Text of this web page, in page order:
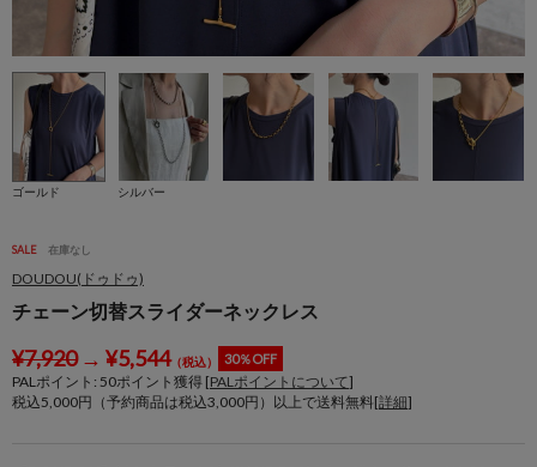
ゴールド シルバー
SALE 在庫なし
DOUDOU(ドゥドゥ)
チェーン切替スライダーネックレス
¥7,920→ ¥5,544（税込） 30％OFF
PALポイント: 50ポイント獲得 [PALポイントについて]
税込5,000円（予約商品は税込3,000円）以上で送料無料[詳細]